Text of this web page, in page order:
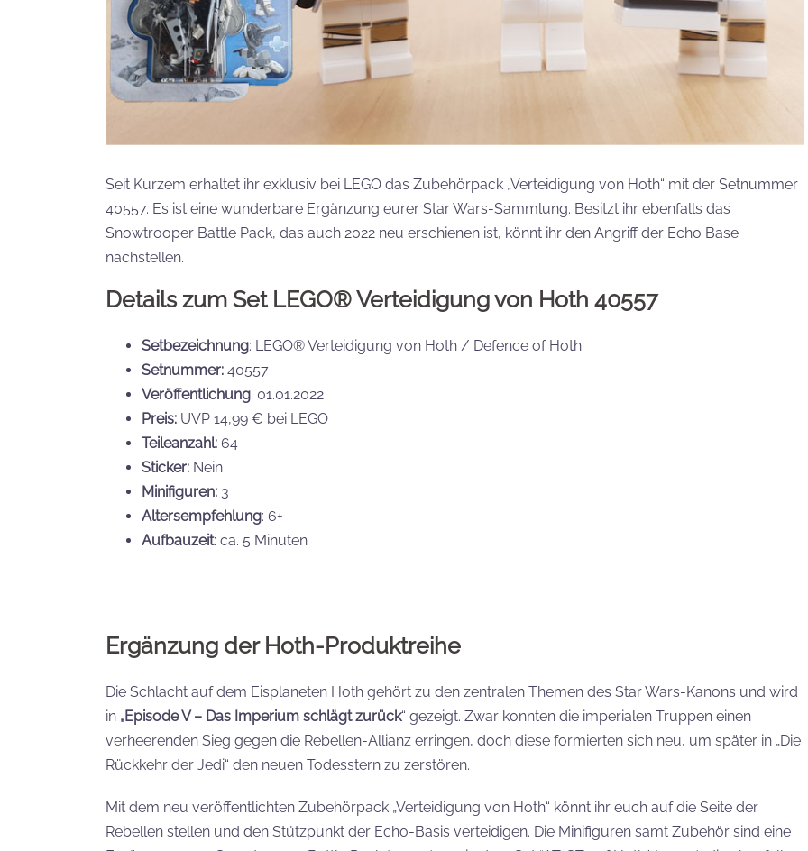
Seit Kurzem erhaltet ihr exklusiv bei LEGO das Zubehörpack „Verteidigung von Hoth“ mit der Setnummer
40557. Es ist eine wunderbare Ergänzung eurer Star Wars-Sammlung. Besitzt ihr ebenfalls das
Snowtrooper Battle Pack, das auch 2022 neu erschienen ist, könnt ihr den Angriff der Echo Base
nachstellen.
Details zum Set LEGO® Verteidigung von Hoth 40557
Setbezeichnung: LEGO® Verteidigung von Hoth / Defence of Hoth
Setnummer: 40557
Veröffentlichung: 01.01.2022
Preis: UVP 14,99 € bei LEGO
Teileanzahl: 64
Sticker: Nein
Minifiguren: 3
Altersempfehlung: 6+
Aufbauzeit: ca. 5 Minuten
Ergänzung der Hoth-Produktreihe
Die Schlacht auf dem Eisplaneten Hoth gehört zu den zentralen Themen des Star Wars-Kanons und wird
in „Episode V – Das Imperium schlägt zurück“ gezeigt. Zwar konnten die imperialen Truppen einen
verheerenden Sieg gegen die Rebellen-Allianz erringen, doch diese formierten sich neu, um später in „Die
Rückkehr der Jedi“ den neuen Todesstern zu zerstören.
Mit dem neu veröffentlichten Zubehörpack „Verteidigung von Hoth“ könnt ihr euch auf die Seite der
Rebellen stellen und den Stützpunkt der Echo-Basis verteidigen. Die Minifiguren samt Zubehör sind eine